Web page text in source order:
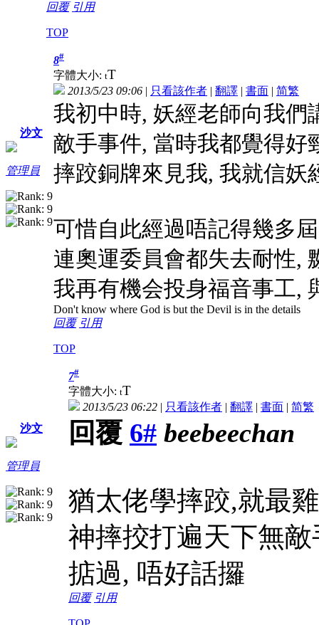
回覆 引用
TOP
沙文
管理員
8#
字體大小: tT
2013/5/23 09:06 | 只看該作者 | 翻譯 | 書面 | 简繁
我初中時, 妖經老師向我們
敵手事件, 當時我都覺得好
摔跤銅牌來見我, 我就信妖
可惜自此經過唔記得幾多
連奧運委員會都失去耐性,
我再有機会投身福音事工,
Don't know where God is but the Devil is in the details
回覆 引用
TOP
沙文
管理員
7#
字體大小: tT
2013/5/23 06:22 | 只看該作者 | 翻譯 | 書面 | 简繁
回覆 6# beebeechan
猶太佬學摔跤,就最
神摔挍打遍天下無
掂過, 唔好話攞
回覆 引用